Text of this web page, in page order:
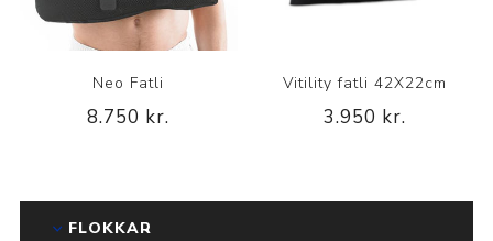
Neo Fatli
8.750 kr.
Vitility fatli 42X22cm
3.950 kr.
FLOKKAR